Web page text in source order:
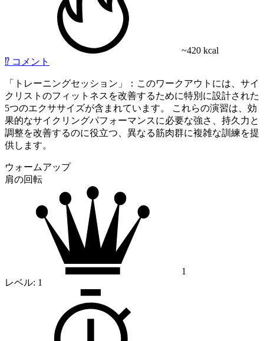
~420 kcal
⁉️ コメント
「トレーニングセッション」：このワークアウトには、サイ
クリストのフィットネスを改善するために特別に設計された
5つのエクササイズが含まれています。 これらの演習は、効
果的なサイクリングパフォーマンスに必要な強さ、持久力と
調整を改善するのに役立つ、異なる筋肉群に複雑な訓練を提
供します。
ウォームアップ
肩の回転
1
レベル: 1